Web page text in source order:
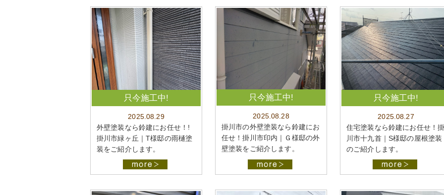
只今施工中!
2025.08.29
外壁塗装なら鈴建にお任せ！!
掛川市緑ヶ丘｜T様邸の雨樋塗
装をご紹介します。
只今施工中!
2025.08.28
掛川市の外壁塗装なら鈴建にお
任せ！掛川市印内｜Ｇ様邸の外
壁塗装をご紹介します。
只今施工中!
2025.08.27
住宅塗装なら鈴建にお任せ！
川市十九首｜S様邸の屋根塗装
のご紹介します。